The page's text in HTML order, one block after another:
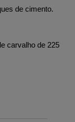
de cimento.
carvalho de 225